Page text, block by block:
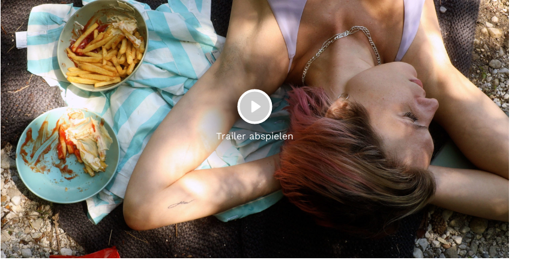
Filmpakete
Gutscheine
& Filmpässe
Account
Suche
PLAY
Trailer abspielen